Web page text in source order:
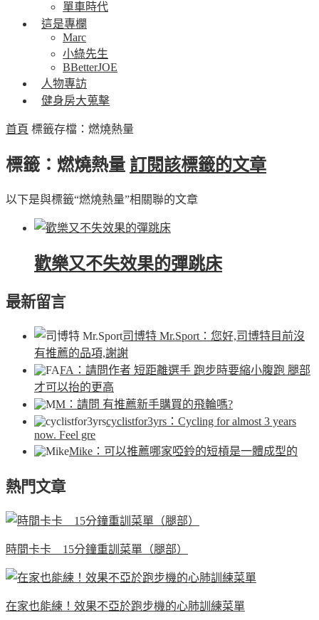
單車時代
這是專欄
Marc
小綠先生
BBetterJOE
人物專訪
健身房大蒐擊
首頁 標籤存檔：燃燒熱量
標籤：燃燒熱量 訂閱該標籤的文章
以下是與標籤“燃燒熱量”相關聯的文章
歡樂又不失效果的彈跳床
最新留言
司博特 Mr.Sport ：您好,司博特目前沒
有推薦的品項,謝謝
FA ：請問作者 短距離選手 跑步時要縮小腹跑 腿部
才可以抬的更高
M ：請問 有推薦新手購買的飛輪嗎?
cyclistfor3yrs ：Cycling for almost 3 years
now. Feel gre
Mike ：可以推薦哪家啞鈴的短槓是一體成型的
熱門文章
時間卡卡 15分鐘重訓菜單（腿部）
在家也能練！效果不亞於跑步機的心肺訓練菜單